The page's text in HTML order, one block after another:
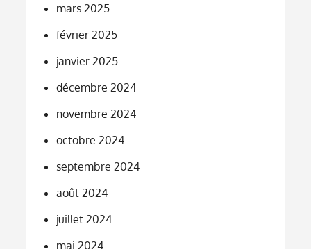
mars 2025
février 2025
janvier 2025
décembre 2024
novembre 2024
octobre 2024
septembre 2024
août 2024
juillet 2024
mai 2024